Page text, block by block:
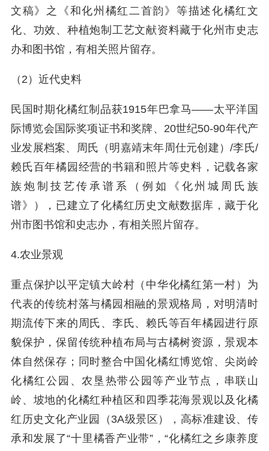
文稿》之《和化州橘红二首韵》等描述化橘红文
化、功效、种植炮制工艺文献资料藏于化州市史志
办和图书馆，有相关照片留存。
（2）近代史料
民国时期化橘红制品获1915年巴拿马——太平洋国
际博览会国际奖项证书和奖牌、20世纪50-90年代产
业发展档案、周氏（明嘉靖末年周仕元创建）/李氏/
赖氏百年橘园经营的书籍和照片等史料，记载各家
族炮制技艺传承谱系（例如《化州城周氏族
谱》），已建立了化橘红历史文献数据库，藏于化
州市图书馆和史志办，有相关照片留存。
4.农业景观
重点保护以平定镇大岭村（中华化橘红第一村）为
代表的传统村落与橘园相融的景观格局，对明清时
期流传下来的周氏、李氏、赖氏等百年橘园进行原
貌保护，保留传统种植布局与古橘树资源，景观本
体自然保存；同时整合中国化橘红博览馆、尖岗岭
化橘红公园、农垦热带公园等产业节点，串联山
岭、坡地的化橘红种植区和四季花海景观以及化橘
红历史文化产业园（3A级景区），高标准建设、传
承和发展了“十里橘香产业带”，“化橘红之乡康养度